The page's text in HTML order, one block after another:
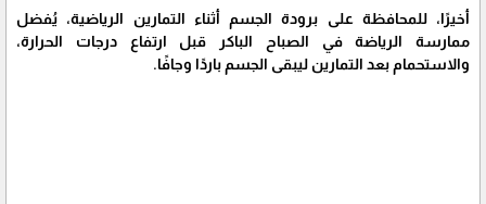
أخيرًا، للمحافظة على برودة الجسم أثناء التمارين الرياضية، يُفضل
ممارسة الرياضة في الصباح الباكر قبل ارتفاع درجات الحرارة،
والاستحمام بعد التمارين ليبقى الجسم باردًا وجافًا.